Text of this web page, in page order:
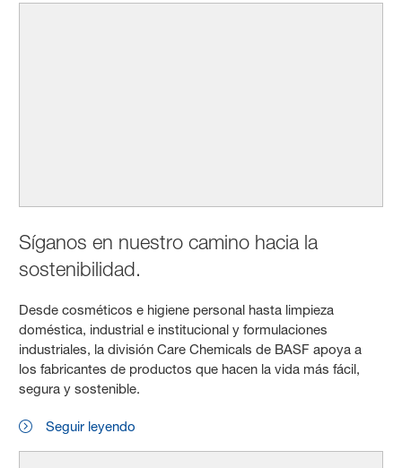
Síganos en nuestro camino hacia la
sostenibilidad.
Desde cosméticos e higiene personal hasta limpieza
doméstica, industrial e institucional y formulaciones
industriales, la división Care Chemicals de BASF apoya a
los fabricantes de productos que hacen la vida más fácil,
segura y sostenible.
Seguir leyendo